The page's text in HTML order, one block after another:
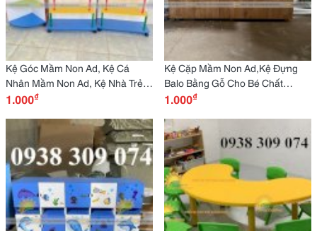
Kệ Góc Mầm Non Ad, Kệ Cá
Nhân Mầm Non Ad, Kệ Nhà Trẻ
Ad
1.000₫
Kệ Cặp Mầm Non Ad,Kệ Đựng
Balo Bằng Gỗ Cho Bé Chất
Lượng Cao
1.000₫